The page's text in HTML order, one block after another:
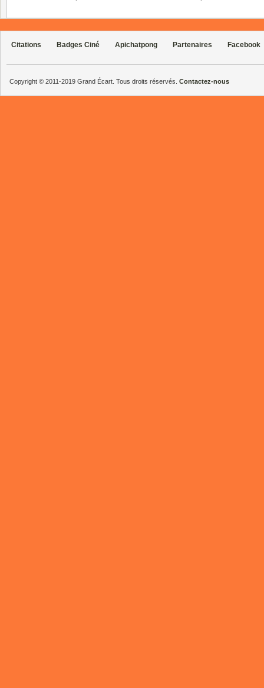
Citations Badges Ciné Apichatpong Partenaires Facebook
Copyright © 2011-2019 Grand Écart. Tous droits réservés. Contactez-nous